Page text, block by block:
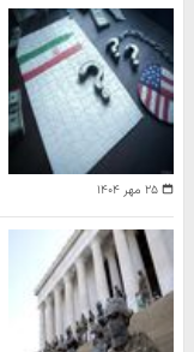
۲۵ مهر ۱۴۰۴